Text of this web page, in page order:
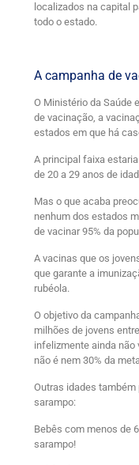
localizados na capital
todo o estado.
A campanha de
O Ministério da Saúde
de vacinação, a
estados em que há
A principal faixa
de 20 a 29 anos de
Mas o que acaba
nenhum dos estados
de vacinar 95% da
A vacinas que os
que garante a
rubéola.
O objetivo da
milhões de jovens
infelizmente ainda não
não é nem 30% da
Outras idades
sarampo:
Bebês com menos de
sarampo!